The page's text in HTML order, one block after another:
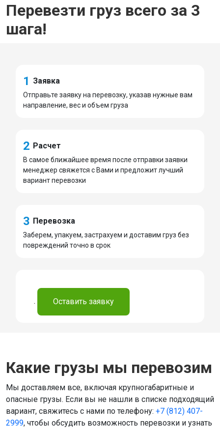
Перевезти груз всего за 3
шага!
1 Заявка
Отправьте заявку на перевозку, указав нужные вам
направление, вес и объем груза
2 Расчет
В самое ближайшее время после отправки заявки
менеджер свяжется с Вами и предложит лучший
вариант перевозки
3 Перевозка
Заберем, упакуем, застрахуем и доставим груз без
повреждений точно в срок
. Оставить заявку
Какие грузы мы перевозим
Мы доставляем все, включая крупногабаритные и
опасные грузы. Если вы не нашли в списке подходящий
вариант, свяжитесь с нами по телефону: +7 (812) 407-
2999, чтобы обсудить возможность перевозки и узнать